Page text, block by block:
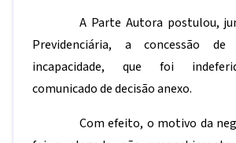
A Parte Autora postulou,
Previdenciária, a concessão
incapacidade, que foi
comunicado de decisão anexo.
Com efeito, o motivo da